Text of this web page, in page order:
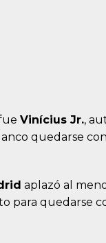
Vinícius Jr.,
quedarse
aplazó al
para quedarse